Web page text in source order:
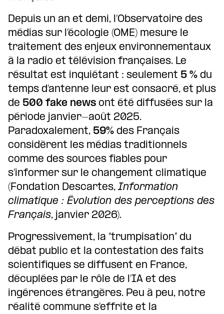
Depuis un an et demi, l’Observatoire des
médias sur l’écologie (OME) mesure le
traitement des enjeux environnementaux
à la radio et télévision françaises. Le
résultat est inquiétant : seulement 5 % du
temps d’antenne leur est consacré, et plus
de 500 fake news ont été diffusées sur la
période janvier-août 2025.
Paradoxalement, 59% des Français
considèrent les médias traditionnels
comme des sources fiables pour
s’informer sur le changement climatique
(Fondation Descartes,Information
climatique : Évolution des perceptions des
Français, janvier 2026).
Progressivement, la “trumpisation” du
débat public et la contestation des faits
scientifiques se diffusent en France,
décuplées par le rôle de l’IA et des
ingérences étrangères. Peu à peu, notre
réalité commune s’effrite et la